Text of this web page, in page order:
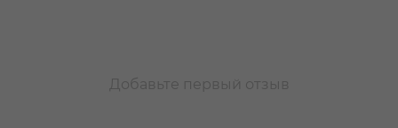
Добавьте первый отзыв